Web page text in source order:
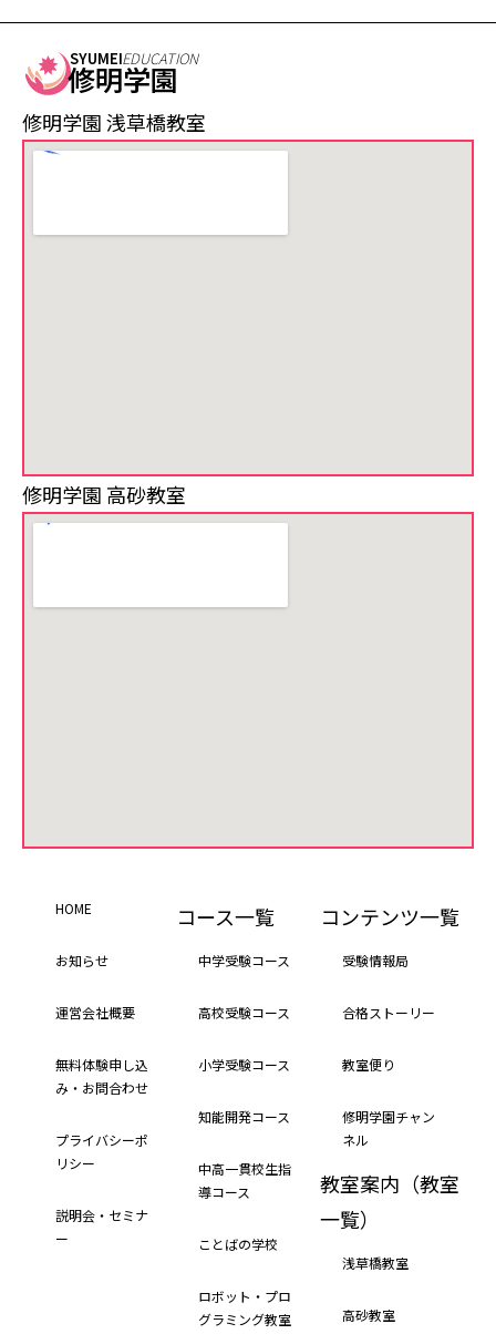
SYUMEIEDUCATION
修明学園
修明学園 浅草橋教室
修明学園 高砂教室
HOME
お知らせ
運営会社概要
無料体験申し込
み・お問合わせ
プライバシーポ
リシー
説明会・セミナ
ー
コース一覧
中学受験コース
高校受験コース
小学受験コース
知能開発コース
中高一貫校生指
導コース
ことばの学校
ロボット・プロ
グラミング教室
コンテンツ一覧
受験情報局
合格ストーリー
教室便り
修明学園チャン
ネル
教室案内（教室
一覧）
浅草橋教室
高砂教室